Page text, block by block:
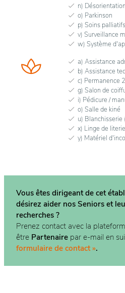
n) Désorientation
o) Parkinson
p) Soins palliatifs
v) Surveillance
w) Système
a) Assistance
b) Assistance
c) Permanence
g) Salon de
i) Pédicure /
o) Salle de kiné
u)
x) Linge de literie
y) Matériel
Vous êtes dirigeant de cet
désirez aider nos Seniors et
recherches ?
Prenez contact avec la
être Partenaire par e-mail en
formulaire de contact ».